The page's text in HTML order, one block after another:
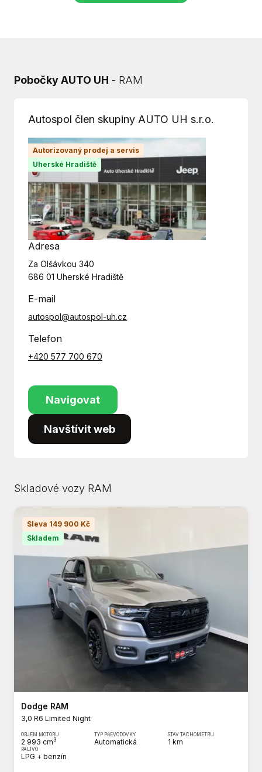
Pobočky AUTO UH - RAM
Autospol člen skupiny AUTO UH s.r.o.
Autorizovaný prodej a servis
Uherské Hradiště
Adresa
Za Olšávkou 340
686 01 Uherské Hradiště
E-mail
autospol@autospol-uh.cz
Telefon
+420 577 700 670
Navigovat
Navštívit web
Skladové vozy RAM
Sleva 149 900 Kč
Skladem
Dodge RAM
3,0 R6 Limited Night
OBJEM MOTORU
2 993 cm3
TYP PŘEVODOVKY
Automatická
STAV TACHOMETRU
1 km
PALIVO
LPG + benzín